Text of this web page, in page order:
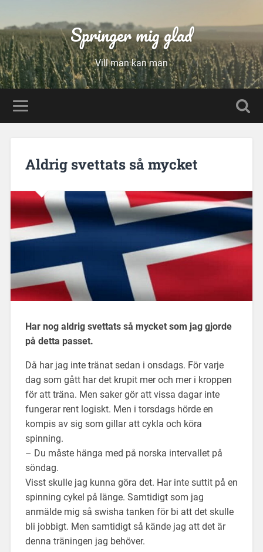
Springer mig glad
Vill man kan man
Aldrig svettats så mycket
Har nog aldrig svettats så mycket som jag gjorde
på detta passet.
Då har jag inte tränat sedan i onsdags. För varje
dag som gått har det krupit mer och mer i kroppen
för att träna. Men saker gör att vissa dagar inte
fungerar rent logiskt. Men i torsdags hörde en
kompis av sig som gillar att cykla och köra
spinning.
– Du måste hänga med på norska intervallet på
söndag.
Visst skulle jag kunna göra det. Har inte suttit på en
spinning cykel på länge. Samtidigt som jag
anmälde mig så swisha tanken för bi att det skulle
bli jobbigt. Men samtidigt så kände jag att det är
denna träningen jag behöver.